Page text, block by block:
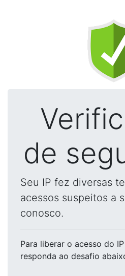
de
Seu IP fez diversas
acessos suspeitos a
conosco.
Para liberar o acesso do IP
responda ao desafio